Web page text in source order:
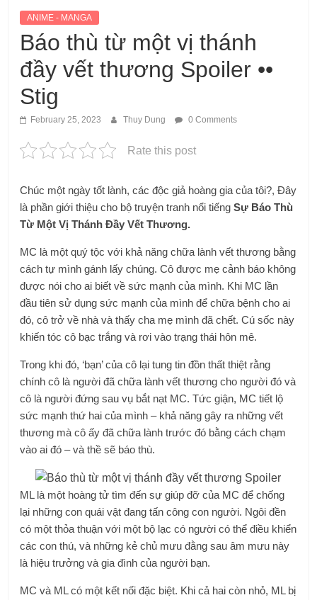
ANIME - MANGA
Báo thù từ một vị thánh
đầy vết thương Spoiler ••
Stig
February 25, 2023 Thuy Dung 0 Comments
Rate this post
Chúc một ngày tốt lành, các độc giả hoàng gia của tôi?, Đây
là phần giới thiệu cho bộ truyện tranh nổi tiếngSự Báo Thù
Từ Một Vị Thánh Đầy Vết Thương.
MC là một quý tộc với khả năng chữa lành vết thương bằng
cách tự mình gánh lấy chúng. Cô được mẹ cảnh báo không
được nói cho ai biết về sức mạnh của mình. Khi MC lần
đầu tiên sử dụng sức mạnh của mình để chữa bệnh cho ai
đó, cô trở về nhà và thấy cha mẹ mình đã chết. Cú sốc này
khiến tóc cô bạc trắng và rơi vào trạng thái hôn mê.
Trong khi đó, ‘bạn’ của cô lại tung tin đồn thất thiệt rằng
chính cô là người đã chữa lành vết thương cho người đó và
cô là người đứng sau vụ bắt nạt MC. Tức giận, MC tiết lộ
sức mạnh thứ hai của mình – khả năng gây ra những vết
thương mà cô ấy đã chữa lành trước đó bằng cách chạm
vào ai đó – và thề sẽ báo thù.
ML là một hoàng tử tìm đến sự giúp đỡ của MC để chống
lại những con quái vật đang tấn công con người. Ngôi đền
có một thỏa thuận với một bộ lạc có người có thể điều khiển
các con thú, và những kẻ chủ mưu đằng sau âm mưu này
là hiệu trưởng và gia đình của người bạn.
MC và ML có một kết nối đặc biệt. Khi cả hai còn nhỏ, ML bị